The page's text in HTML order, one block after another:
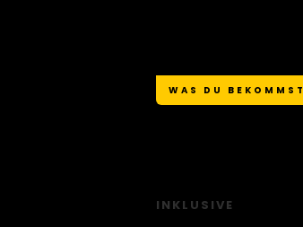
WAS DU BEKOMMST
INKLUSIVE